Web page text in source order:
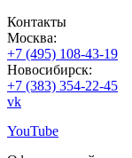
Контакты
Москва:
+7 (495) 108-43-19
Новосибирск:
+7 (383) 354-22-45
vk
YouTube